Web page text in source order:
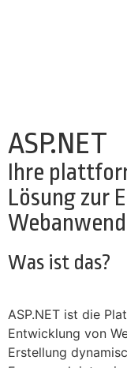
ASP.NET
Ihre
Lösung zur
Was ist das?
ASP.NET ist die
Entwicklung von
Erstellung